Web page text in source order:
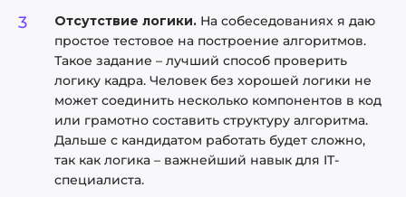
Отсутствие логики. На собеседованиях я даю
простое тестовое на построение алгоритмов.
Такое задание – лучший способ проверить
логику кадра. Человек без хорошей логики не
может соединить несколько компонентов в код
или грамотно составить структуру алгоритма.
Дальше с кандидатом работать будет сложно,
так как логика – важнейший навык для IT-
специалиста.